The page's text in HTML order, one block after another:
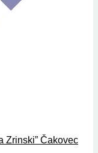
Zrinski” Čakovec